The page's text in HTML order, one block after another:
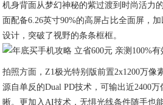
机身背面从梦幻神秘的紫过渡到时尚活力
面配备6.26英寸90%的高屏占比全面屏，
设计，突破了视野的条条框框。
拍照方面，Z1极光特别版前置2x1200万像
源自单反的Dual PD技术，可输出近2400
晰。更加入AI技术，无惧光线条件随手也